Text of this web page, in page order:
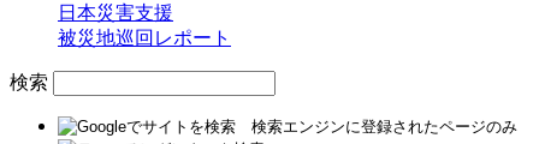
日本災害支援
被災地巡回レポート
検索